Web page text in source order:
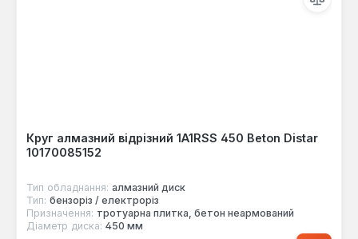
Круг алмазний відрізний 1A1RSS 450 Beton Distar
10170085152
Тип обладнання: алмазний диск
Тип: бензоріз / електроріз
Призначення: тротуарна плитка, бетон неармований
Діаметр диска: 450 мм